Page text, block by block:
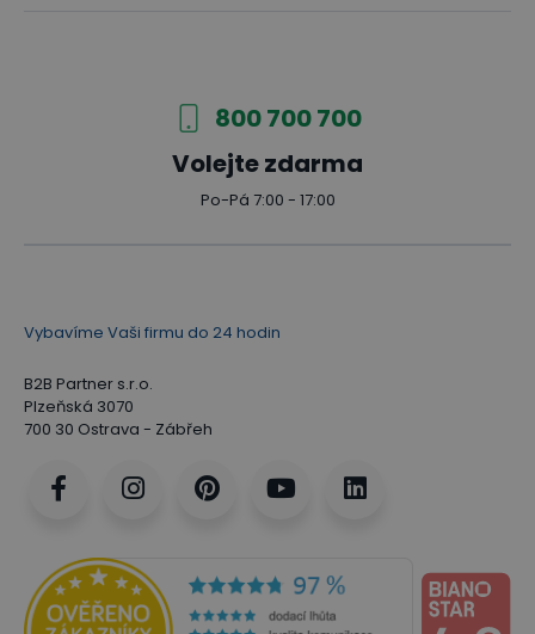
800 700 700
Volejte zdarma
Po-Pá 7:00 - 17:00
Vybavíme Vaši firmu do 24 hodin
B2B Partner s.r.o.
Plzeňská 3070
700 30 Ostrava - Zábřeh